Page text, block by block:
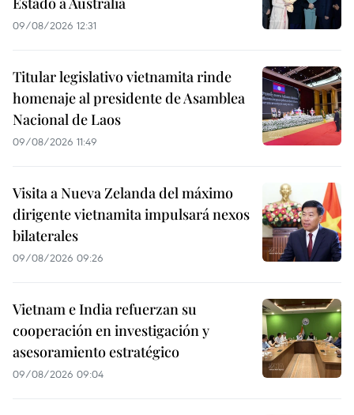
09/08/2026 12:31
Titular legislativo vietnamita rinde
homenaje al presidente de Asamblea
Nacional de Laos
09/08/2026 11:49
Visita a Nueva Zelanda del máximo
dirigente vietnamita impulsará nexos
bilaterales
09/08/2026 09:26
Vietnam e India refuerzan su
cooperación en investigación y
asesoramiento estratégico
09/08/2026 09:04